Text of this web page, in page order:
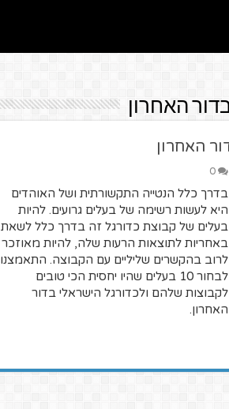
0
בדרך כלל הנטייה התקשורתית ושל האוהדים
היא לעשות רשימה של בעלים גרועים. להיות
בעלים של קבוצת כדורגל זה בדרך כלל לשאת
באחריות לתוצאות הרעות שלה, להיות מאוזכר
לרוב בהקשרים שליליים עם הקבוצה. התאמצנו
לבחור 10 בעלים שהיו יחסית הכי טובים
לקבוצות שלהם ולכדורגל הישראלי בדור
האחרון.